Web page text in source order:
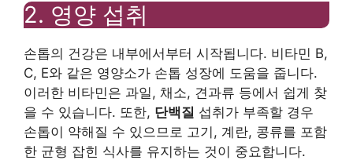
2. 영양 섭취
손톱의 건강은 내부에서부터 시작됩니다. 비타민 B,
C, E와 같은 영양소가 손톱 성장에 도움을 줍니다.
이러한 비타민은 과일, 채소, 견과류 등에서 쉽게 찾
을 수 있습니다. 또한, 단백질 섭취가 부족할 경우
손톱이 약해질 수 있으므로 고기, 계란, 콩류를 포함
한 균형 잡힌 식사를 유지하는 것이 중요합니다.